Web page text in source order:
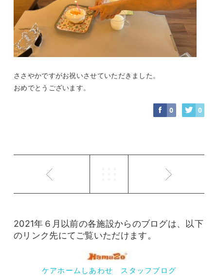
ささやかですがお祝いさせていただきました。
おめでとうございます。
0 0
2021年６月以前の各施設からのブログは、以下
のリンク先にてご覧いただけます。
ケアホームしあわせ スタッフブログ